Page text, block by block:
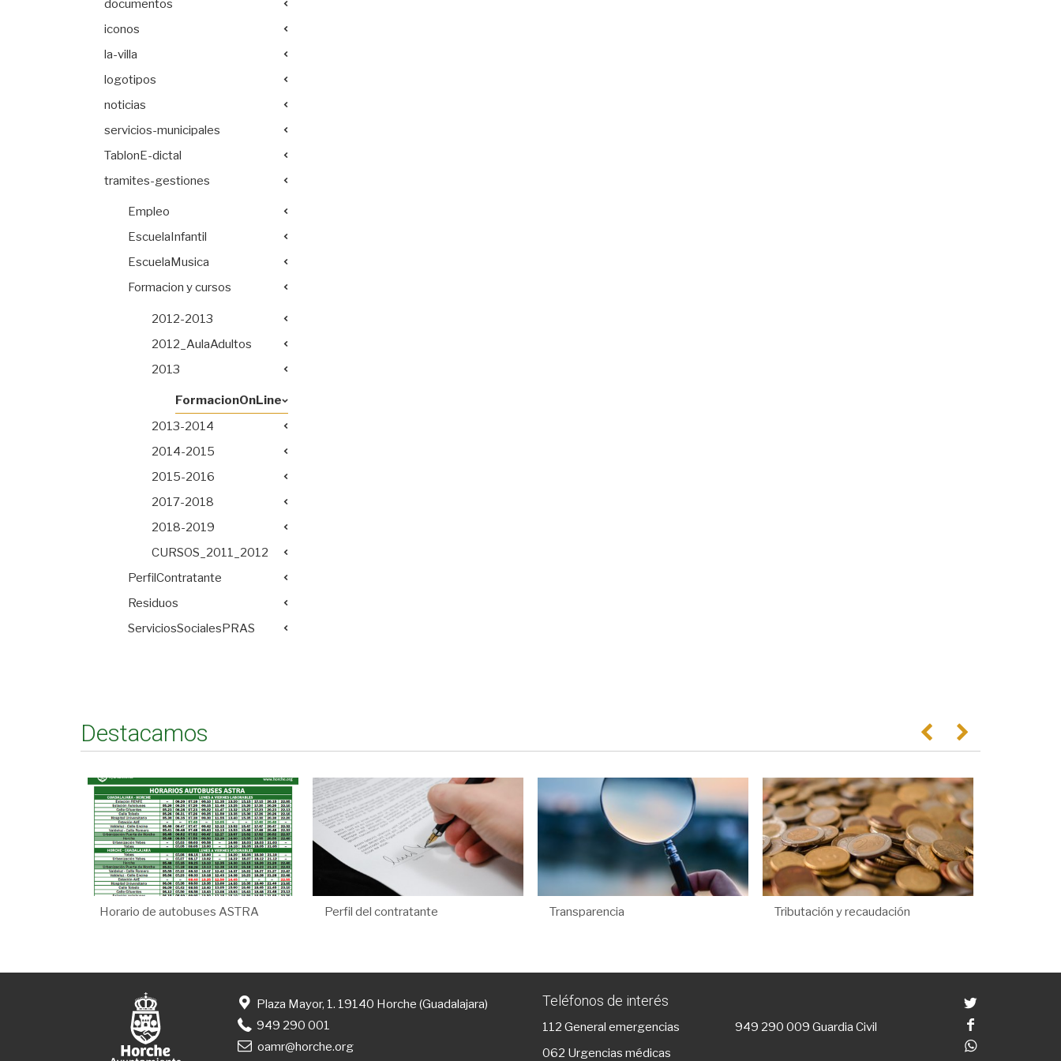
documentos
iconos
la-villa
logotipos
noticias
servicios-municipales
TablonE-dictal
tramites-gestiones
Empleo
EscuelaInfantil
EscuelaMusica
Formacion y cursos
2012-2013
2012_AulaAdultos
2013
FormacionOnLine
2013-2014
2014-2015
2015-2016
2017-2018
2018-2019
CURSOS_2011_2012
PerfilContratante
Residuos
ServiciosSocialesPRAS
Destacamos Anterior
Horario de autobuses ASTRA Perfil del contratante Transparencia Tributación y recaudación
Plaza Mayor, 1. 19140 Horche (Guadalajara)
949 290 001
oamr@horche.org
Teléfonos de interés
112 General emergencias 949 290 009 Guardia Civil
062 Urgencias médicas